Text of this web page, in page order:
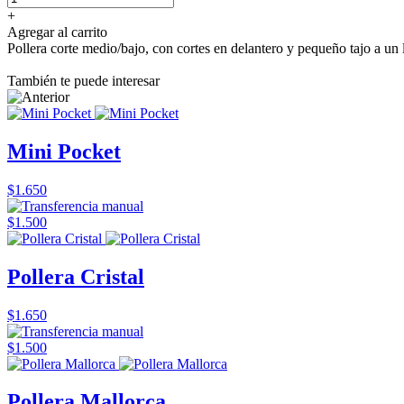
+
Agregar al carrito
Pollera corte medio/bajo, con cortes en delantero y pequeño tajo a un
También te puede interesar
Mini Pocket
$1.650
$1.500
Pollera Cristal
$1.650
$1.500